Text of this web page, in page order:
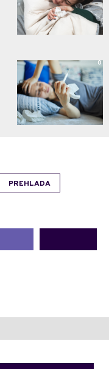
0
PREHLADA